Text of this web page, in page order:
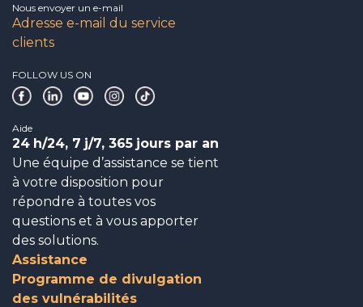
Nous envoyer un e-mail
Adresse e-mail du service
clients
FOLLOW US ON
Aide
24 h/24, 7 j/7, 365 jours par an
Une équipe d’assistance se tient
à votre disposition pour
répondre à toutes vos
questions et à vous apporter
des solutions.
Assistance
Programme de divulgation
des vulnérabilités